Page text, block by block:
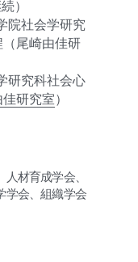
）
院社会学研究
尾崎由佳研
研究科社会心
研究室）
材育成学会、
学会、組織学会